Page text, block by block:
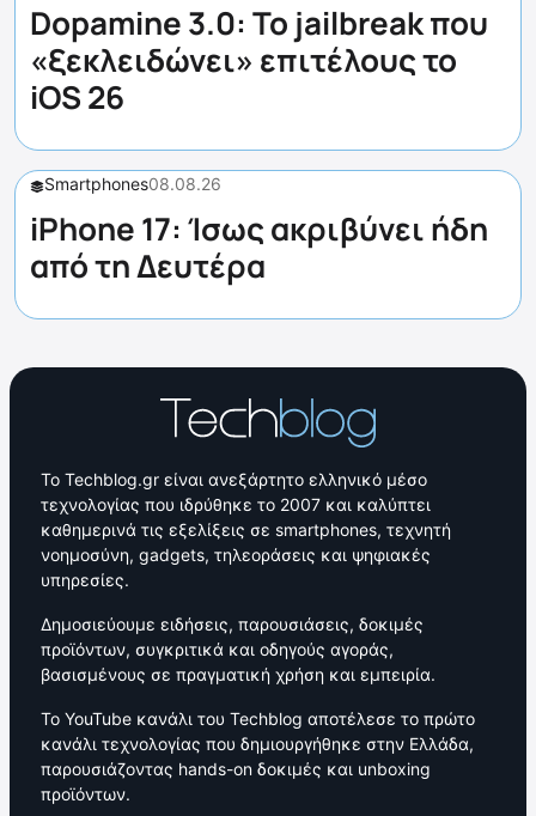
Dopamine 3.0: Το jailbreak που
«ξεκλειδώνει» επιτέλους το
iOS 26
Smartphones08.08.26
iPhone 17: Ίσως ακριβύνει ήδη
από τη Δευτέρα
Το Techblog.gr είναι ανεξάρτητο ελληνικό μέσο
τεχνολογίας που ιδρύθηκε το 2007 και καλύπτει
καθημερινά τις εξελίξεις σε smartphones, τεχνητή
νοημοσύνη, gadgets, τηλεοράσεις και ψηφιακές
υπηρεσίες.
Δημοσιεύουμε ειδήσεις, παρουσιάσεις, δοκιμές
προϊόντων, συγκριτικά και οδηγούς αγοράς,
βασισμένους σε πραγματική χρήση και εμπειρία.
Το YouTube κανάλι του Techblog αποτέλεσε το πρώτο
κανάλι τεχνολογίας που δημιουργήθηκε στην Ελλάδα,
παρουσιάζοντας hands-on δοκιμές και unboxing
προϊόντων.